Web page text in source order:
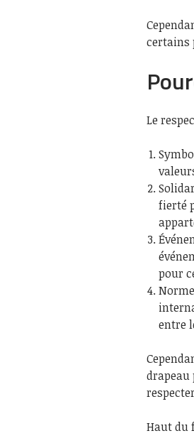
certains
Le
fierté
pour
entre
drapeau
Haut du